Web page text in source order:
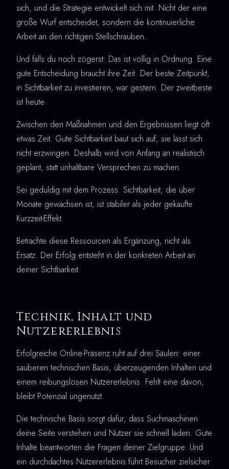
sich, und die Strategie entwickelt sich mit. Nicht der eine
große Wurf entscheidet, sondern die kontinuierliche
Arbeit an den richtigen Stellschrauben.
Und falls du noch zögerst: Das ist völlig in Ordnung. Eine
gute Entscheidung braucht ihre Zeit. Der beste Zeitpunkt,
in Sichtbarkeit zu investieren, war gestern. Der zweitbeste
ist heute.
Zwischen den Maßnahmen und den Ergebnissen liegt oft
etwas Zeit. Gute Sichtbarkeit baut sich auf, sie lässt sich
nicht erzwingen. Deshalb wird von Anfang an realistisch
geplant, statt unhaltbare Versprechen zu machen.
Sei geduldig mit dem Prozess. Sichtbarkeit, die über
Monate gewachsen ist, ist stabiler als jeder gekaufte
Kurzzeit-Effekt.
Betrachte diese Ressourcen als Ergänzung, nicht als
Ersatz. Der Erfolg entsteht in der konkreten Arbeit an
deiner Sichtbarkeit.
Technik, Inhalt und
Nutzererlebnis
Erfolgreiche Online-Präsenz ruht auf drei Säulen: einer
sauberen technischen Basis, überzeugenden Inhalten und
einem reibungslosen Nutzererlebnis. Fehlt eine davon,
bleibt Potenzial ungenutzt.
Die technische Basis sorgt dafür, dass Suchmaschinen
deine Seite verstehen und Nutzer sie schnell laden. Gute
Inhalte beantworten die Fragen deiner Zielgruppe. Und
ein durchdachtes Nutzererlebnis führt Besucher zielsicher